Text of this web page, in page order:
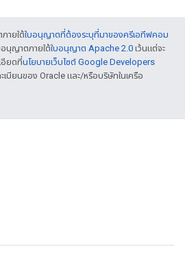
ายใต้ใบอนุญาตที่ต้องระบุที่มาของครีเอทีฟคอม
อนุญาตภายใต้ใบอนุญาต Apache 2.0 เว้นแต่จะ
อียดที่นโยบายเว็บไซต์ Google Developers
เบียนของ Oracle และ/หรือบริษัทในเครือ